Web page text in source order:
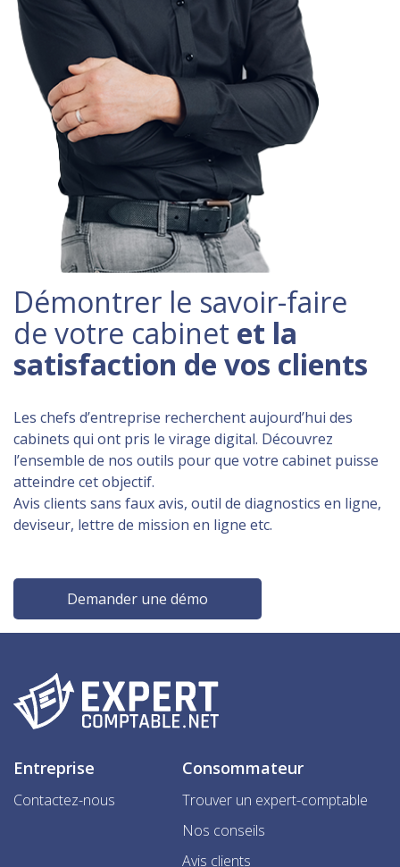
Démontrer le savoir-faire
de votre cabinet et la
satisfaction de vos clients
Les chefs d’entreprise recherchent aujourd’hui des
cabinets qui ont pris le virage digital. Découvrez
l’ensemble de nos outils pour que votre cabinet puisse
atteindre cet objectif.
Avis clients sans faux avis, outil de diagnostics en ligne,
deviseur, lettre de mission en ligne etc.
Demander une démo
Entreprise
Contactez-nous
Consommateur
Trouver un expert-comptable
Nos conseils
Avis clients